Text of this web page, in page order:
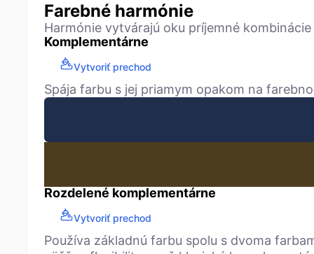
Farebné harmónie
Harmónie vytvárajú oku príjemné
Komplementárne
Vytvoriť prechod
Spája farbu s jej priamym opakom na
Rozdelené komplementárne
Vytvoriť prechod
Používa základnú farbu spolu s dvoma